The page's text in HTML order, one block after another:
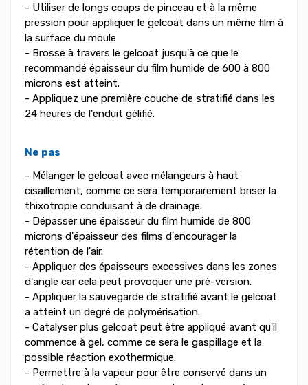
- Utiliser de longs coups de pinceau et à la même
pression pour appliquer le gelcoat dans un même film à
la surface du moule
- Brosse à travers le gelcoat jusqu'à ce que le
recommandé épaisseur du film humide de 600 à 800
microns est atteint.
- Appliquez une première couche de stratifié dans les
24 heures de l'enduit gélifié.
Ne pas
- Mélanger le gelcoat avec mélangeurs à haut
cisaillement, comme ce sera temporairement briser la
thixotropie conduisant à de drainage.
- Dépasser une épaisseur du film humide de 800
microns d'épaisseur des films d'encourager la
rétention de l'air.
- Appliquer des épaisseurs excessives dans les zones
d'angle car cela peut provoquer une pré-version.
- Appliquer la sauvegarde de stratifié avant le gelcoat
a atteint un degré de polymérisation.
- Catalyser plus gelcoat peut être appliqué avant qu'il
commence à gel, comme ce sera le gaspillage et la
possible réaction exothermique.
- Permettre à la vapeur pour être conservé dans un